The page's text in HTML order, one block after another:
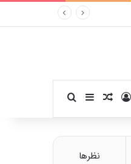
ورودنوشته تصادفی
سایدبارجستجو برای
نظرها